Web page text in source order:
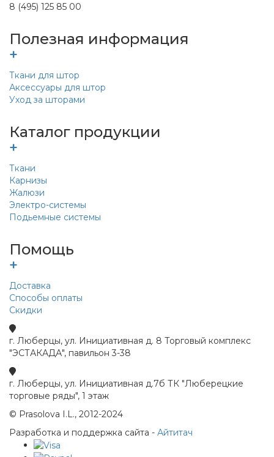
8 (495) 125 85 00
Полезная информация
+
Ткани для штор
Аксессуары для штор
Уход за шторами
Каталог продукции
+
Ткани
Карнизы
Жалюзи
Электро-системы
Подьемные системы
Помощь
+
Доставка
Способы оплаты
Скидки
г. Люберцы, ул. Инициативная д. 8 Торговый комплекс
"ЭСТАКАДА", павильон 3-38
г. Люберцы, ул. Инициативная д.7б ТК "Люберецкие
торговые ряды", 1 этаж
© Prasolova I.L., 2012-2024
Разработка и поддержка сайта - Айтитач